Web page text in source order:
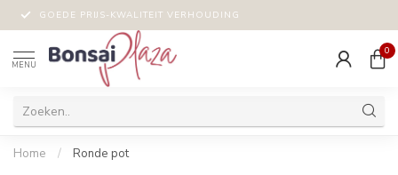
GOEDE PRIJS-KWALITEIT VERHOUDING
MENU
0
Home / Ronde pot